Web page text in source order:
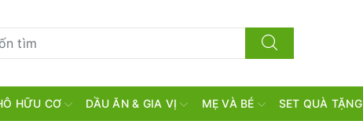
HỮU CƠ DẦU ĂN & GIA VỊ MẸ VÀ BÉ SET QUÀ TẶNG